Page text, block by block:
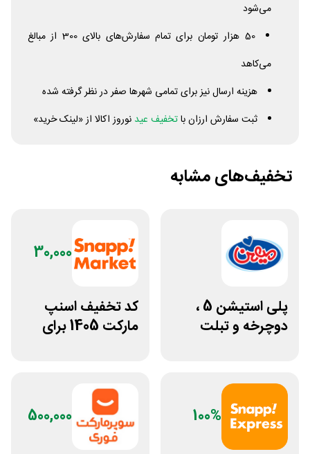
می‌شود
50 هزار تومان برای تمام سفارش‌های بالای 300 از مبالغ
می‌کاهد
هزینه ارسال نیز برای تمامی شهرها صفر در نظر گرفته شده
ثبت سفارش ارزان باتخفیف عید نوروز اکالا از «لینک خرید»
تخفیف‌های مشابه
پلی استیشن 5 ،
دوچرخه و تبلت
30,000
کد تخفیف اسنپ
مارکت 1405 برای
100%
500,000